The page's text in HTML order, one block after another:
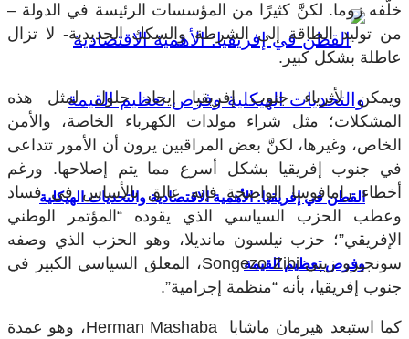
القطن في إفريقيا: الأهمية الاقتصادية والتحديات الهيكلية
وفرص تعظيم القيمة
خلّفه زوما. لكنَّ كثيرًا من المؤسسات الرئيسة في الدولة –
من توليد الطاقة إلى الشرطة والسكك الحديدية- لا تزال
عاطلة بشكل كبير.
ويمكن لأثرياء جنوب إفريقيا إيجاد حلول لمثل هذه
المشكلات؛ مثل شراء مولدات الكهرباء الخاصة، والأمن
الخاص، وغيرها، لكنَّ بعض المراقبين يرون أن الأمور تتداعى
في جنوب إفريقيا بشكل أسرع مما يتم إصلاحها. ورغم
أخطاء رامافوسا الواضحة فإنه عالق بالأساس في فساد
وعطب الحزب السياسي الذي يقوده “المؤتمر الوطني
الإفريقي”؛ حزب نيلسون مانديلا، وهو الحزب الذي وصفه
سونجيزو زيبيSongezo Zibi، المعلق السياسي الكبير في
جنوب إفريقيا، بأنه “منظمة إجرامية”.
كما استبعد هيرمان ماشابا Herman Mashaba، وهو عمدة